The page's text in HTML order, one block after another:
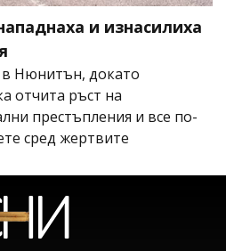
и изнасилиха
в Нюнитън, докато
отчита ръст на
престъпления и все по-
сред жертвите